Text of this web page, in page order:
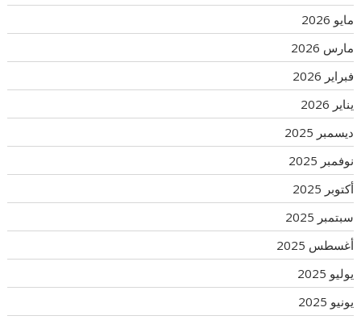
مايو 2026
مارس 2026
فبراير 2026
يناير 2026
ديسمبر 2025
نوفمبر 2025
أكتوبر 2025
سبتمبر 2025
أغسطس 2025
يوليو 2025
يونيو 2025